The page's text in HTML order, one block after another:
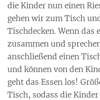
die Kinder nun einen
gehen wir zum Tisch
Tischdecken. Wenn
zusammen und
anschließend einen
und können von den
geht das Essen los!
Tisch, sodass die